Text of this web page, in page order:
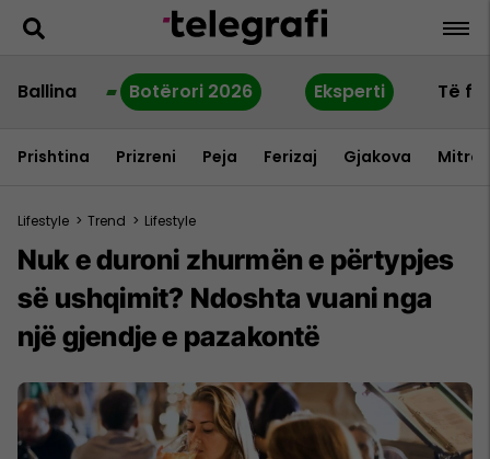
Ballina Botërori 2026 Eksperti Të
Prishtina Prizreni Peja Ferizaj Gjakova
Lifestyle > Trend > Lifestyle
Nuk e duroni zhurmën e përtypjes
së ushqimit? Ndoshta vuani nga
një gjendje e pazakontë